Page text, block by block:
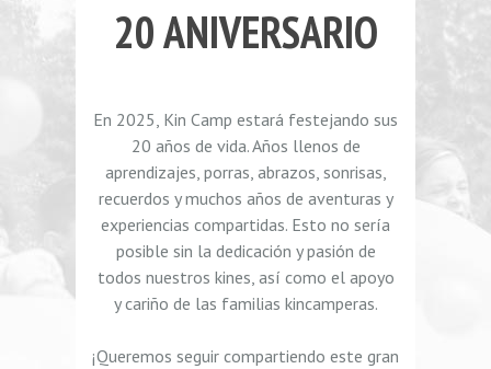
20 ANIVERSARIO
En 2025, Kin Camp estará festejando sus
20 años de vida. Años llenos de
aprendizajes, porras, abrazos, sonrisas,
recuerdos y muchos años de aventuras y
experiencias compartidas. Esto no sería
posible sin la dedicación y pasión de
todos nuestros kines, así como el apoyo
y cariño de las familias kincamperas.
¡Queremos seguir compartiendo este gran